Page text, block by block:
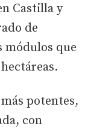
Castilla y
de
módulos que
más potentes,
con